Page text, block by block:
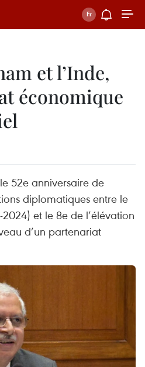
et l’Inde,
économique
52e anniversaire de
diplomatiques entre le
et le 8e de l’élévation
d’un partenariat